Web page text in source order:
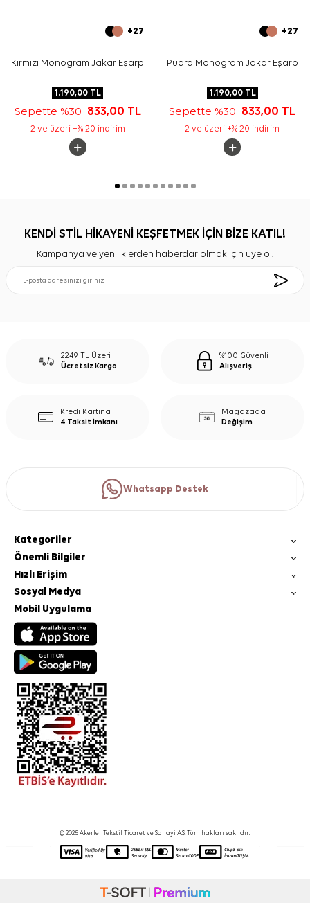
+27
Kırmızı Monogram Jakar Eşarp
1.190,00 TL
Sepette %30 833,00 TL
2 ve üzeri +% 20 indirim
+27
Pudra Monogram Jakar Eşarp
1.190,00TL
Sepette %30 833,00 TL
2 ve üzeri +% 20 indirim
KENDİ STİL HİKAYENİ KEŞFETMEK İÇİN BİZE KATIL!
Kampanya ve yeniliklerden haberdar olmak için üye ol.
2249 TL Üzeri
Ücretsiz Kargo
%100 Güvenli
Alışveriş
Kredi Kartına
4 Taksit İmkanı
Mağazada
Değişim
Whatsapp Destek
Kategoriler
Önemli Bilgiler
Hızlı Erişim
Sosyal Medya
Mobil Uygulama
© 2025 Akerler Tekstil Ticaret ve Sanayi A.Ş. Tüm hakları saklıdır.